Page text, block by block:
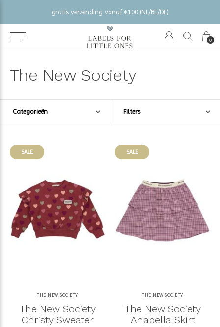
0
gratis verzending vanaf €100 (NL/BE/DE)
The New Society
Categorieën Filters
SALE
THE NEW SOCIETY
The New Society
Christy Sweater
SALE
THE NEW SOCIETY
The New Society
Anabella Skirt